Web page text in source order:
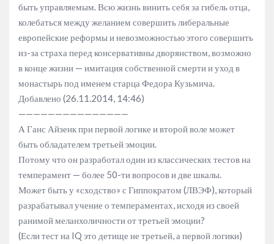
быть управляемым. Всю жизнь винить себя за гибель отца,
колебаться между желанием совершить либеральные
европейские реформы и невозможностью этого совершить
из-за страха перед консервативны дворянством, возможно
в конце жизни — имитация собственной смерти и уход в
монастырь под именем старца Федора Кузьмича.
Добавлено (26.11.2014, 14:46)
———————————————
А Ганс Айзенк при первой логике и второй воле может
быть обладателем третьей эмоции.
Потому что он разработал один из классических тестов на
темперамент — более 50-ти вопросов и две шкалы.
Может быть у «сходство» с Гиппократом (ЛВЭФ), который
разрабатывал учение о темпераментах, исходя из своей
ранимой меланхоличности от третьей эмоции?
(Если тест на IQ это детище не третьей, а первой логики)